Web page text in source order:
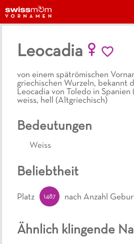
Leocadia
von einem spätrömischen
griechischen Wurzeln, bekannt
Leocadia von Toledo in Spanien
weiss, hell (Altgriechisch)
Bedeutungen
Weiss
Ähnlich klingende
Beliebtheit
Platz 1487 nach Anzahl